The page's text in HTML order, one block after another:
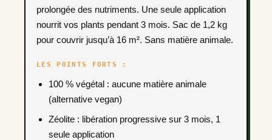
prolongée des nutriments. Une seule application
nourrit vos plants pendant 3 mois. Sac de 1,2 kg
pour couvrir jusqu’à 16 m². Sans matière animale.
LES POINTS FORTS :
100 % végétal : aucune matière animale
(alternative vegan)
Zéolite : libération progressive sur 3 mois, 1
seule application